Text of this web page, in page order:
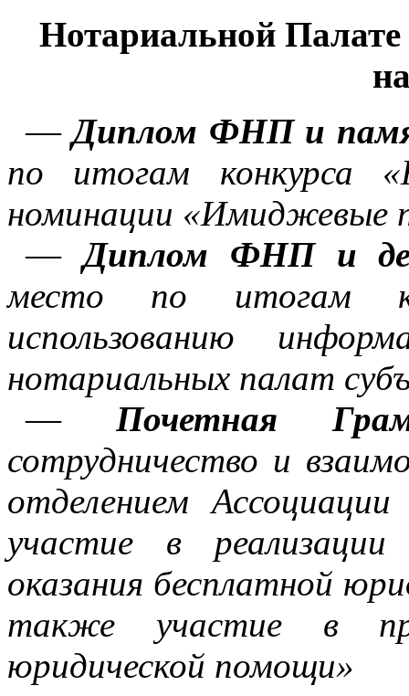
Нотариальной
—Диплом ФНП и
по итогам
номинации «Имиджевые
—Диплом ФНП и
место по итогам
использованию
нотариальных палат
— Почетная
сотрудничество и
отделением
участие в реализации
оказания бесплатной
также участие в
юридической помощи»